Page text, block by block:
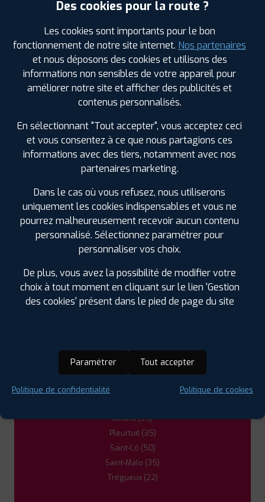
1
PROFIL PLUSSAINT MALO
ZI SUD 12 RUE CLAUDE BERNARD 22 AVENUE DU
GENERAL FERRIE35400 SAINT-MALO
HORAIRES | +D'INFOS
PROFIL PLUS LA HAYE DU PUITS
ROUTE DE LESSAY ZA DU DISTRICT 150250 LA
HAYE
0233479412
HORAIRES
Avranches (50)
Cancale (35)
Combourg (35)
Dinard (35)
Pleurtuit (35)
Saint-Lô (50)
Saint-Malo (35)
Trégueux (22)
Des cookies pour la route ?
Les cookies sont importants pour le bon
fonctionnement de notre site internet. Nos partenaires
et nous déposons des cookies et utilisons des
informations non sensibles de votre appareil pour
améliorer notre site et afficher des publicités et
contenus personnalisés.
En sélectionnant "Tout accepter", vous acceptez ceci
et vous consentez à ce que nous partagions ces
informations avec des tiers, notamment avec nos
partenaires marketing.
Dans le cas où vous refusez, nous utiliserons
uniquement les cookies indispensables et vous ne
pourrez malheureusement recevoir aucun contenu
personnalisé. Sélectionnez paramétrer pour
personnaliser vos choix.
De plus, vous avez la possibilité de modifier votre
choix à tout moment en cliquant sur le lien 'Gestion
des cookies' présent dans le pied de page du site
Paramétrer Tout accepter
Politique de confidentialité Politique de cookies